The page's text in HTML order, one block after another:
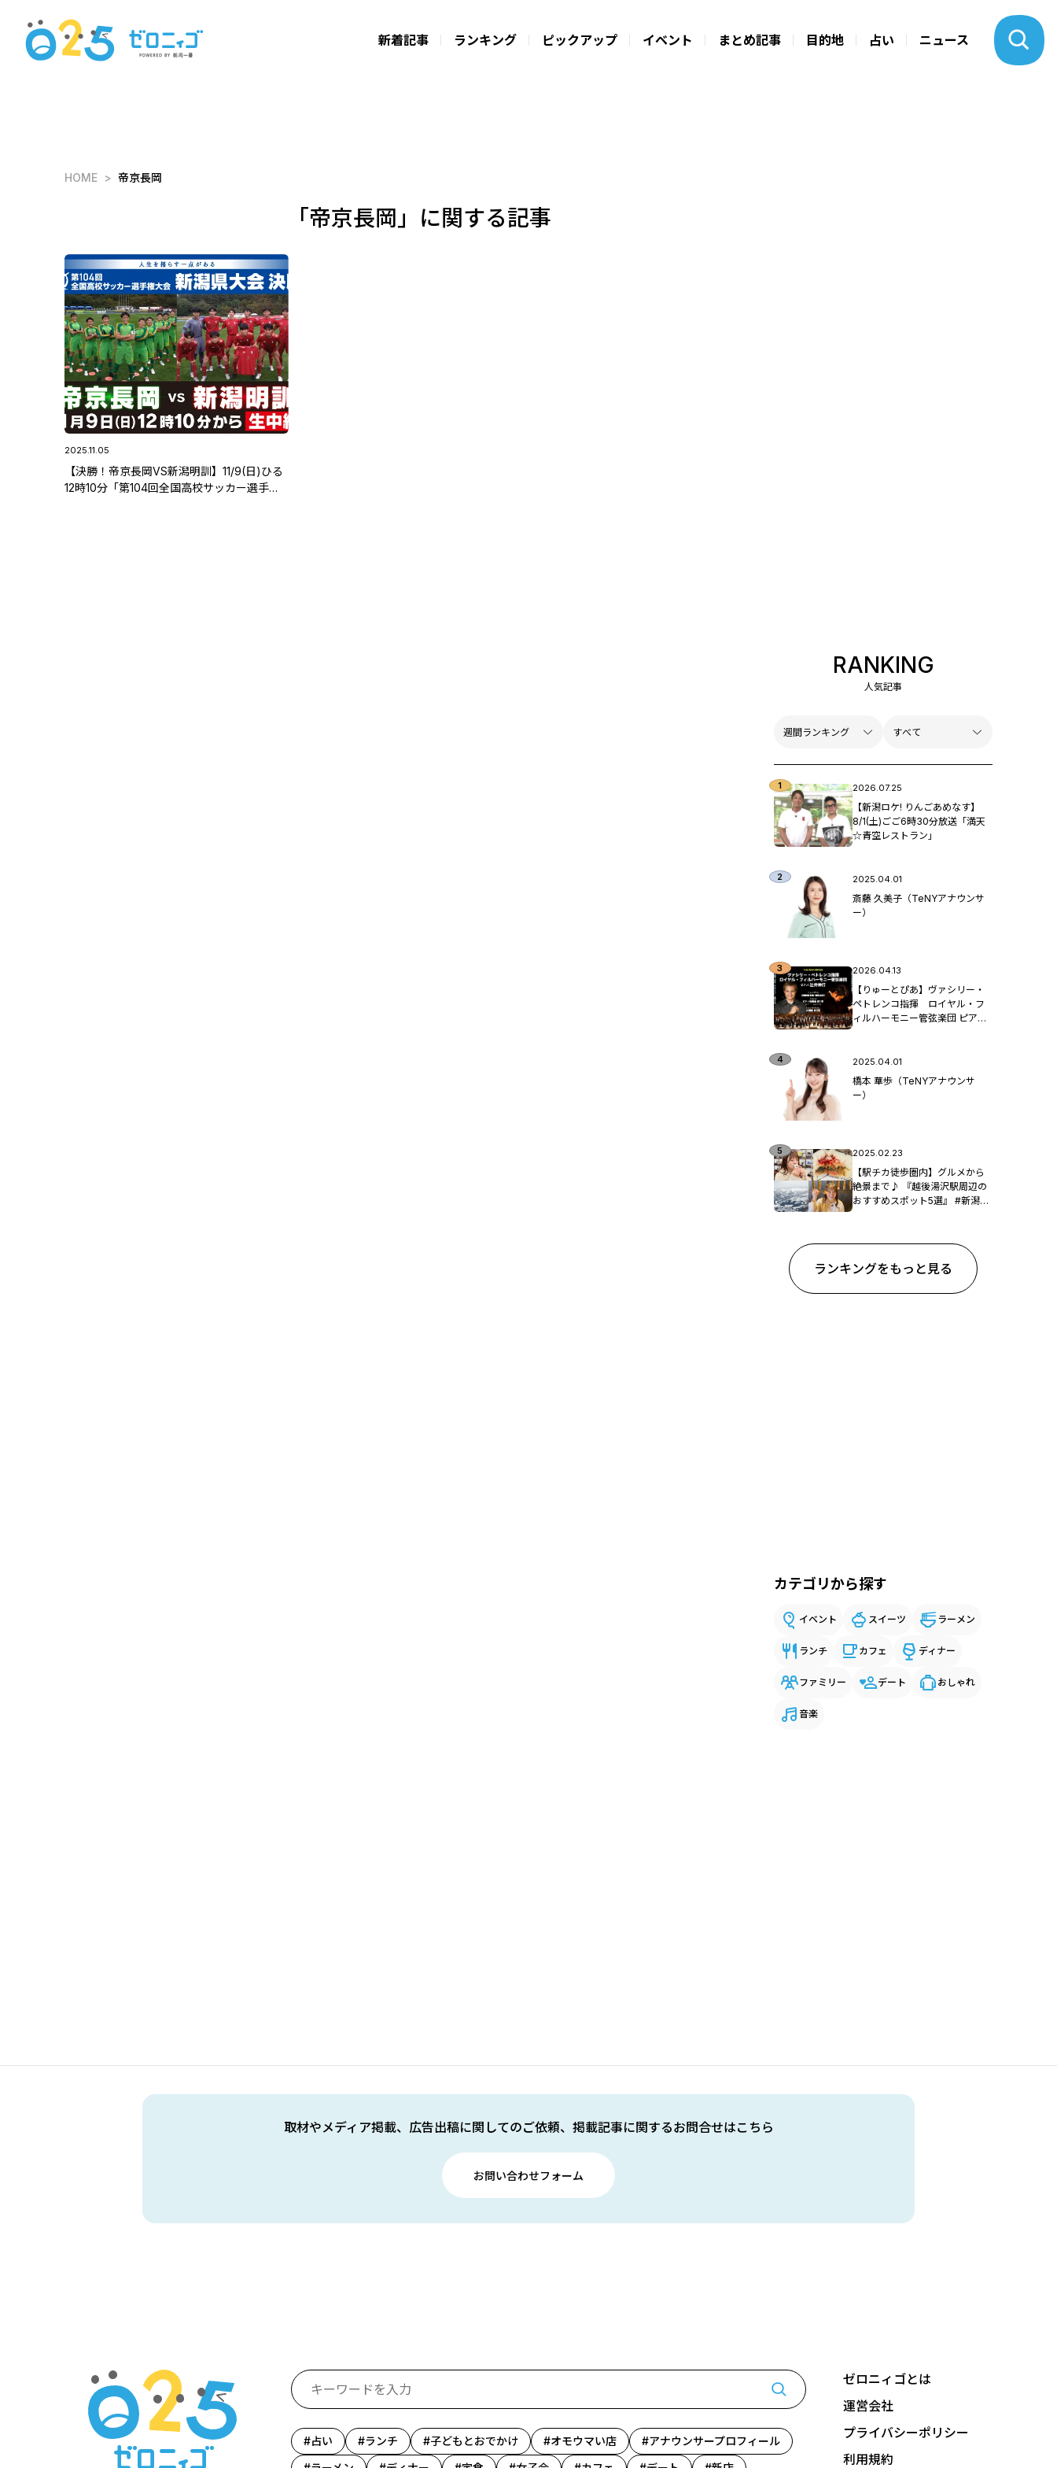
新着記事 ランキング ピックアップ イベント まとめ記事 目的地 占い ニュース
HOME 帝京長岡
「帝京長岡」に関する記事
2025.11.05
【決勝！帝京長岡VS新潟明訓】11/9(日)ひる
12時10分「第104回全国高校サッカー選手権
RANKING
人気記事
2026.07.25
【新潟ロケ! りんごあめなす】
8/1(土)ごご6時30分放送「満天
☆青空レストラン」
2025.04.01
斎藤 久美子（TeNYアナウンサ
ー）
2026.04.13
【りゅーとぴあ】ヴァシリー・
ペトレンコ指揮 ロイヤル・フ
ィルハーモニー管弦楽団 ピア
2025.04.01
橋本 華歩（TeNYアナウンサ
ー）
2025.02.23
【駅チカ徒歩圏内】グルメから
絶景まで♪ 『越後湯沢駅周辺の
おすすめスポット5選』 #新潟観
ランキングをもっと見る
カテゴリから探す
イベント スイーツ ラーメン
ランチ カフェ ディナー
ファミリー デート おしゃれ
音楽
取材やメディア掲載、広告出稿に関してのご依頼、掲載記事に関するお問合せはこちら
お問い合わせフォーム
占い ランチ 子どもとおでかけ オモウマい店
アナウンサープロフィール
ゼロニィゴとは
運営会社
プライバシーポリシー
利用規約